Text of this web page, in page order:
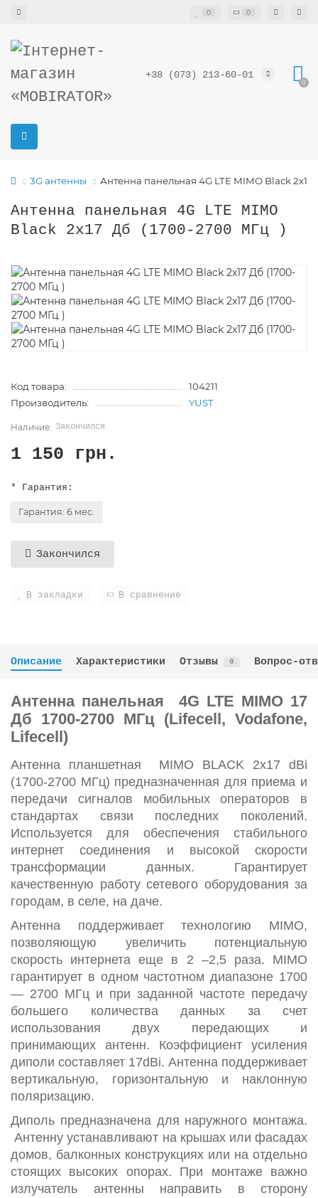
0 0
+38 (073) 213-60-01
0
3G антенны Антенна панельная 4G LTE MIMO Black
Антенна панельная 4G LTE MIMO
Black 2x17 Дб (1700-2700 МГц )
Код товара:
104211
Производитель:
YUST
Закончился
1 150 грн.
* Гарантия:
Гарантия: 6 мес.
Закончился
В закладки В сравнение
Описание Характеристики Отзывы 0 Вопрос-
Антенна панельная 4G LTE MIMO 17
Дб 1700-2700 МГц (Lifecell, Vodafone,
Lifecell)
Антенна планшетная MIMO BLACK 2x17 dBi
(1700-2700 МГц) предназначенная для приема и
передачи сигналов мобильных операторов в
стандартах связи последних поколений.
Используется для обеспечения стабильного
интернет соединения и высокой скорости
трансформации данных. Гарантирует
качественную работу сетевого оборудования за
городам, в селе, на даче.
Антенна поддерживает технологию MIMO,
позволяющую увеличить потенциальную
скорость интернета еще в 2 –2,5 раза. MIMO
гарантирует в одном частотном диапазоне 1700
— 2700 МГц и при заданной частоте передачу
большего количества данных за счет
использования двух передающих и
принимающих антенн. Коэффициент усиления
диполи составляет 17dBi. Антенна поддерживает
вертикальную, горизонтальную и наклонную
поляризацию.
Диполь предназначена для наружного монтажа.
Антенну устанавливают на крышах или фасадах
домов, балконных конструкциях или на отдельно
стоящих высоких опорах. При монтаже важно
излучатель антенны направить в сторону